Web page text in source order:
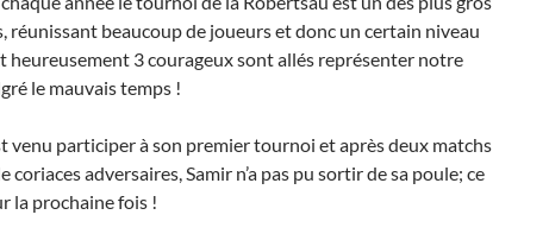
réunissant beaucoup de joueurs et donc un certain niveau
heureusement 3 courageux sont allés représenter notre
le mauvais temps !
venu participer à son premier tournoi et après deux matchs
coriaces adversaires, Samir n’a pas pu sortir de sa poule; ce
la prochaine fois !